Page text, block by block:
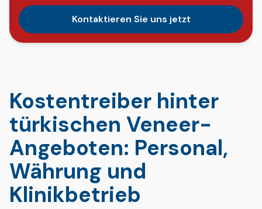
Kontaktieren Sie uns jetzt
Kostentreiber hinter
türkischen Veneer-
Angeboten: Personal,
Währung und
Klinikbetrieb